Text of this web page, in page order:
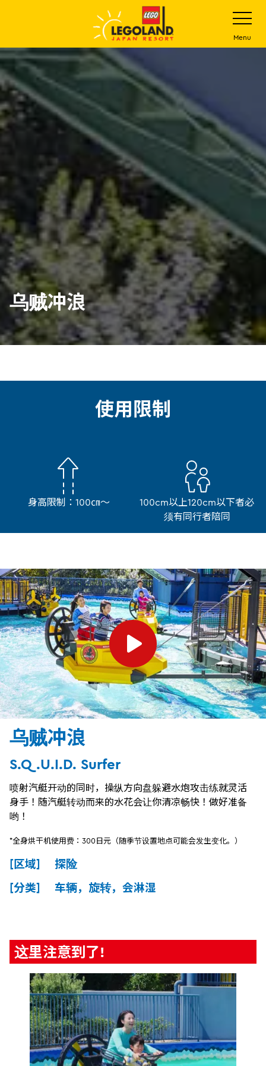
主
要
内
容
打
开
网
站
菜
单
Menu
乌贼冲浪
使用限制
身高限制：100㎝～
100cm以上120cm以下者必
须有同行者陪同
乌贼冲浪
S.Q.U.I.D. Surfer
喷射汽艇开动的同时，操纵方向盘躲避水炮攻击练就灵活
身手！随汽艇转动而来的水花会让你清凉畅快！做好准备
哟！
*全身烘干机使用费：300日元（随季节设置地点可能会发生变化。）
[区域] 探险
[分类] 车辆，旋转，会淋湿
这里注意到了!